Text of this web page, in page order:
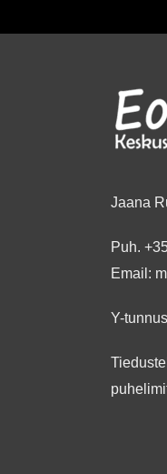
Jaana
Puh.
Email:
Y-